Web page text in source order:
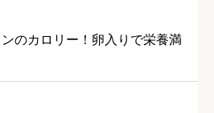
のカロリー！卵入りで栄養満